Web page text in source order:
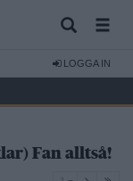
LOGGA IN
Fan alltså!